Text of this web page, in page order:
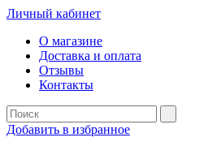
Личный кабинет
О магазине
Доставка и оплата
Отзывы
Контакты
Добавить в избранное